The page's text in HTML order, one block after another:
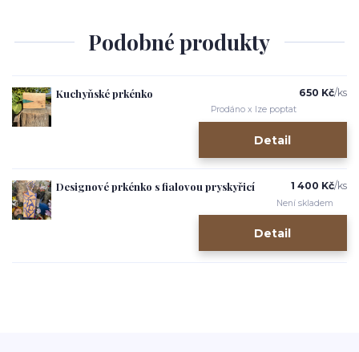
Podobné produkty
Kuchyňské prkénko 650 Kč/ks
Prodáno x lze poptat
Detail
Designové prkénko s fialovou pryskyřicí 1 400 Kč/ks
Není skladem
Detail